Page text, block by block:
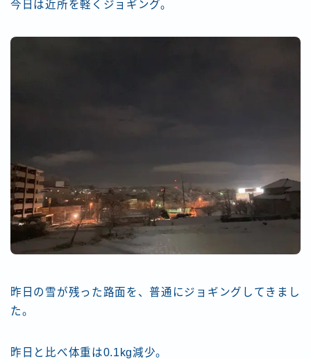
今日は近所を軽くジョギング。
昨日の雪が残った路面を、普通にジョギングしてきまし
た。
昨日と比べ体重は0.1kg減少。